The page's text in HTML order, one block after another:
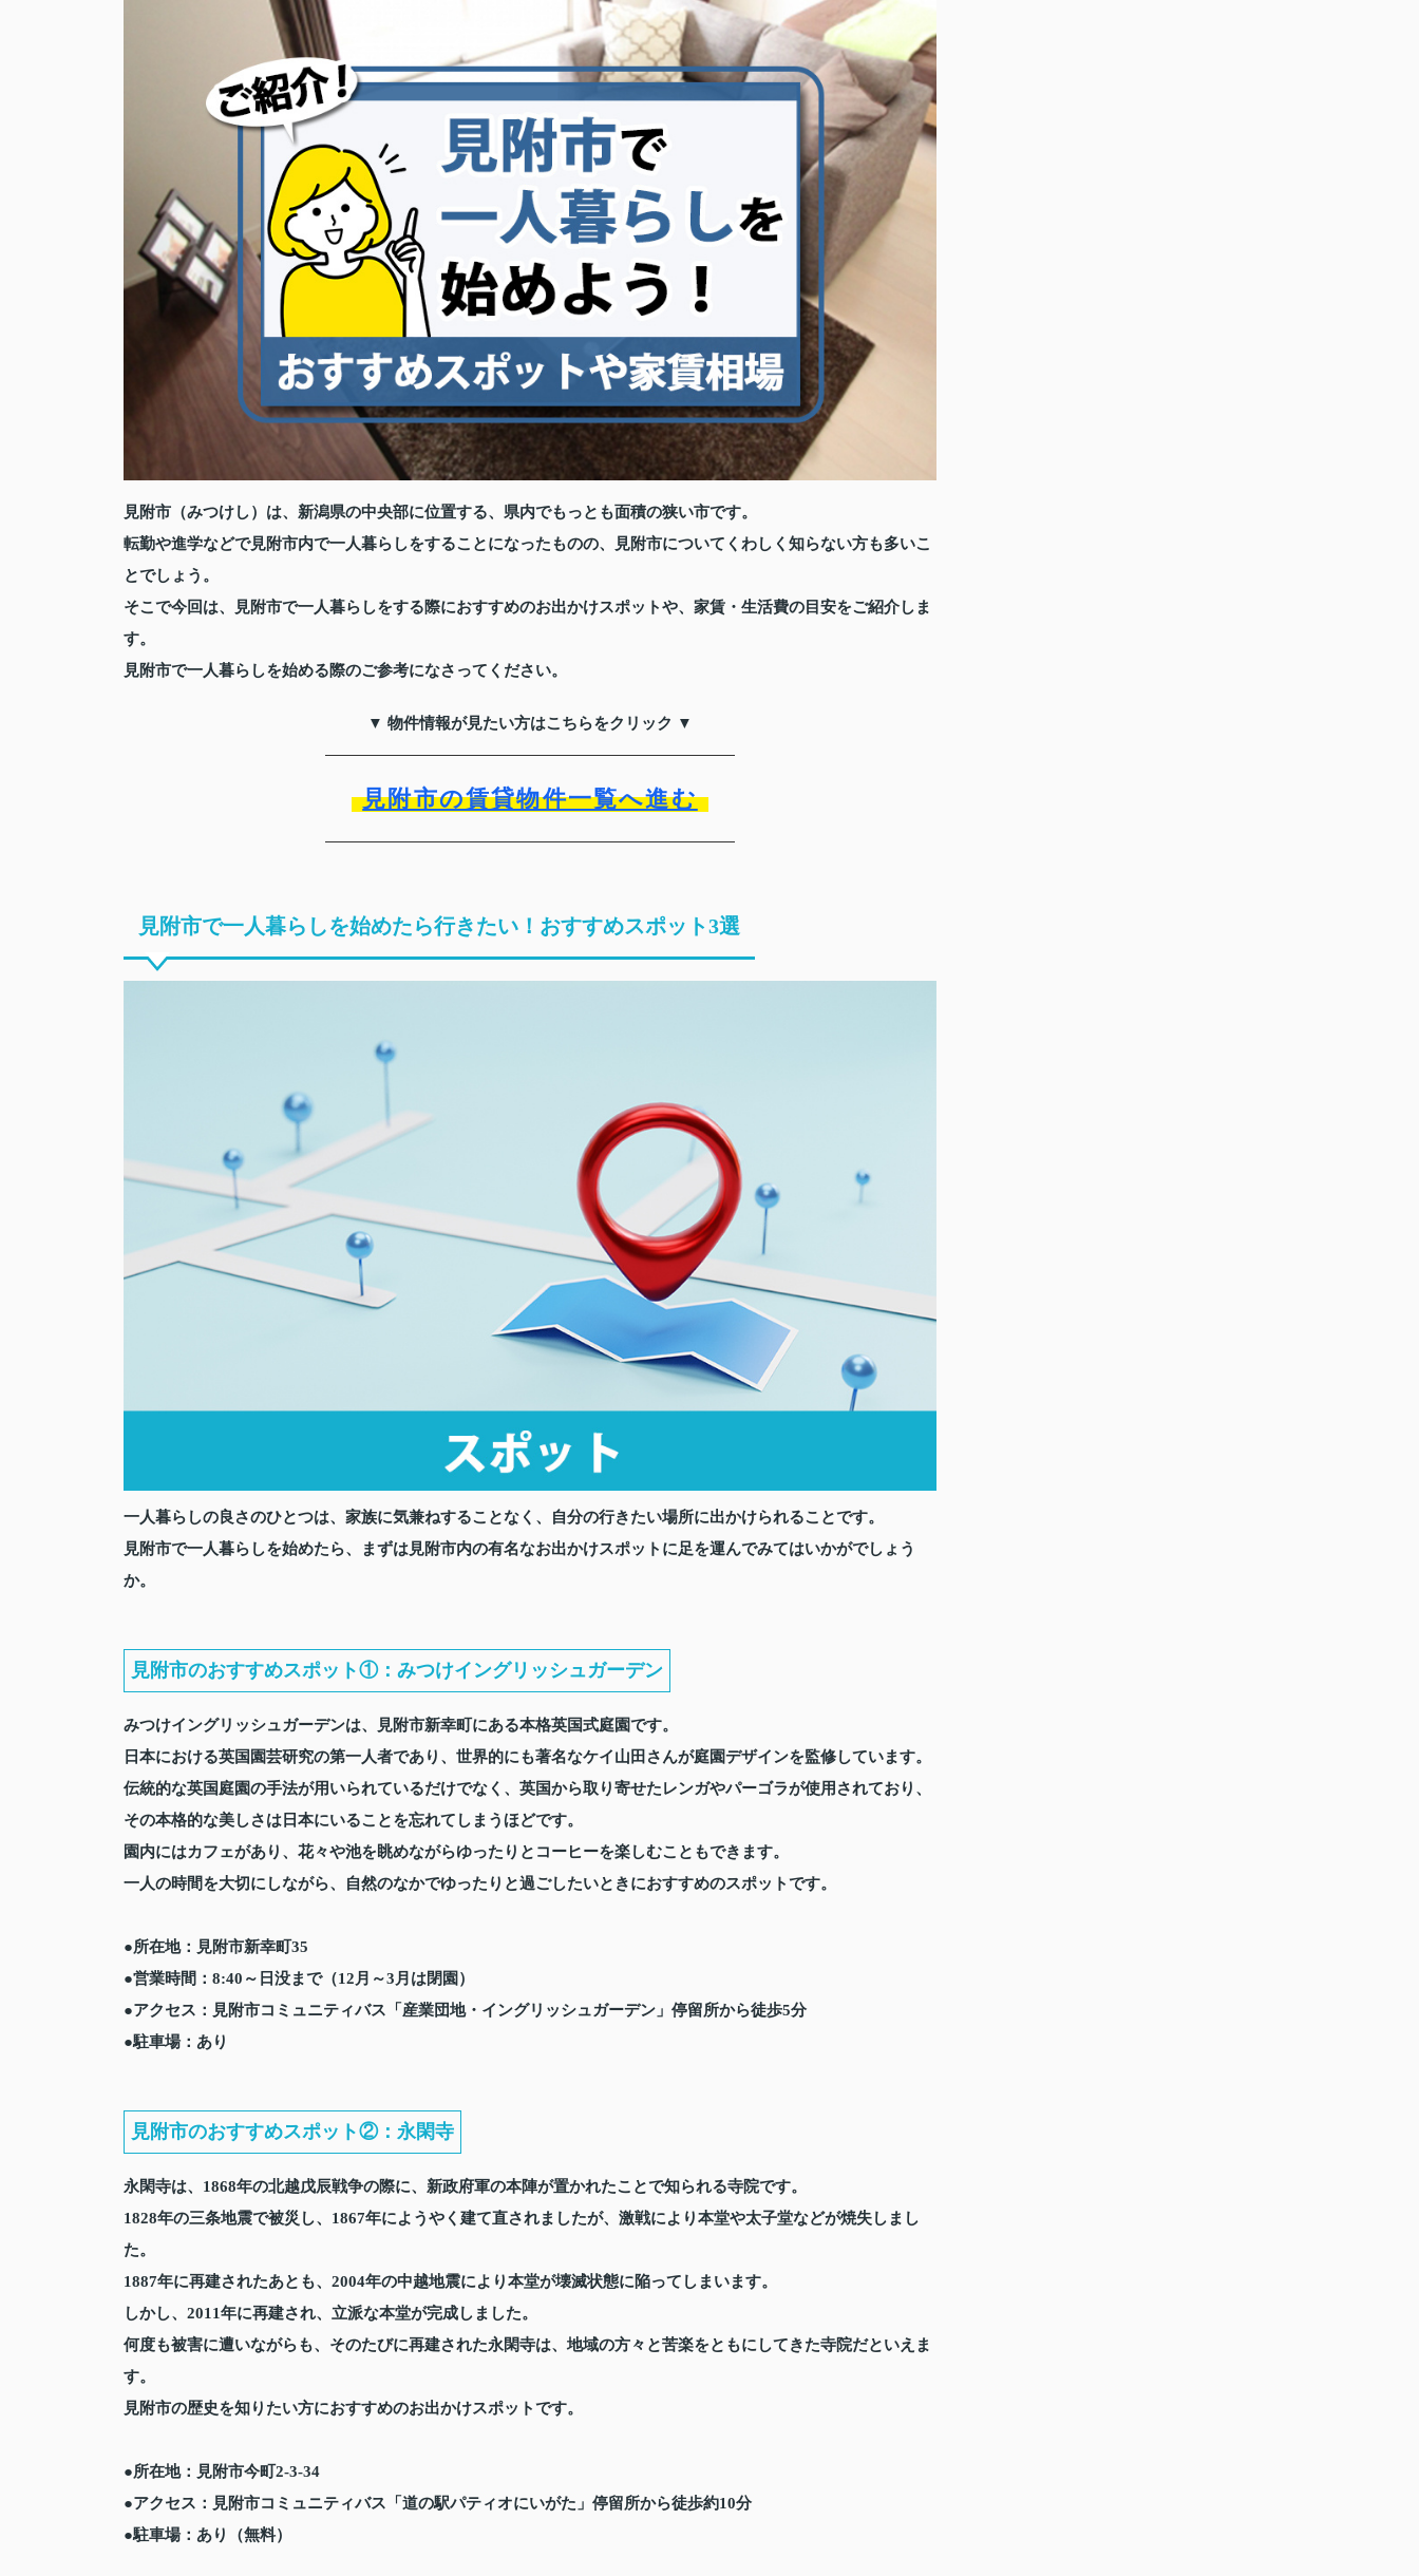
見附市（みつけし）は、新潟県の中央部に位置する、県内でもっとも面積の狭い市です。
転勤や進学などで見附市内で一人暮らしをすることになったものの、見附市についてくわしく知らない方も多いこ
とでしょう。
そこで今回は、見附市で一人暮らしをする際におすすめのお出かけスポットや、家賃・生活費の目安をご紹介しま
す。
見附市で一人暮らしを始める際のご参考になさってください。
▼ 物件情報が見たい方はこちらをクリック ▼
見附市の賃貸物件一覧へ進む
見附市で一人暮らしを始めたら行きたい！おすすめスポット3選
一人暮らしの良さのひとつは、家族に気兼ねすることなく、自分の行きたい場所に出かけられることです。
見附市で一人暮らしを始めたら、まずは見附市内の有名なお出かけスポットに足を運んでみてはいかがでしょう
か。
見附市のおすすめスポット①：みつけイングリッシュガーデン
みつけイングリッシュガーデンは、見附市新幸町にある本格英国式庭園です。
日本における英国園芸研究の第一人者であり、世界的にも著名なケイ山田さんが庭園デザインを監修しています。
伝統的な英国庭園の手法が用いられているだけでなく、英国から取り寄せたレンガやパーゴラが使用されており、
その本格的な美しさは日本にいることを忘れてしまうほどです。
園内にはカフェがあり、花々や池を眺めながらゆったりとコーヒーを楽しむこともできます。
一人の時間を大切にしながら、自然のなかでゆったりと過ごしたいときにおすすめのスポットです。
●所在地：見附市新幸町35
●営業時間：8:40～日没まで（12月～3月は閉園）
●アクセス：見附市コミュニティバス「産業団地・イングリッシュガーデン」停留所から徒歩5分
●駐車場：あり
見附市のおすすめスポット②：永閑寺
永閑寺は、1868年の北越戊辰戦争の際に、新政府軍の本陣が置かれたことで知られる寺院です。
1828年の三条地震で被災し、1867年にようやく建て直されましたが、激戦により本堂や太子堂などが焼失しまし
た。
1887年に再建されたあとも、2004年の中越地震により本堂が壊滅状態に陥ってしまいます。
しかし、2011年に再建され、立派な本堂が完成しました。
何度も被害に遭いながらも、そのたびに再建された永閑寺は、地域の方々と苦楽をともにしてきた寺院だといえま
す。
見附市の歴史を知りたい方におすすめのお出かけスポットです。
●所在地：見附市今町2-3-34
●アクセス：見附市コミュニティバス「道の駅パティオにいがた」停留所から徒歩約10分
●駐車場：あり（無料）